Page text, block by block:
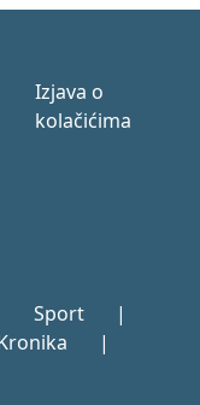
Izjava o
kolačićima
Sport
|
|